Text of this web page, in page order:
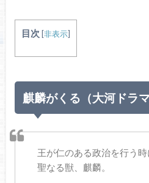
目次 [非表示]
麒麟がくる（大河ドラ
王が仁のある政治を行う
聖なる獣、麒麟。